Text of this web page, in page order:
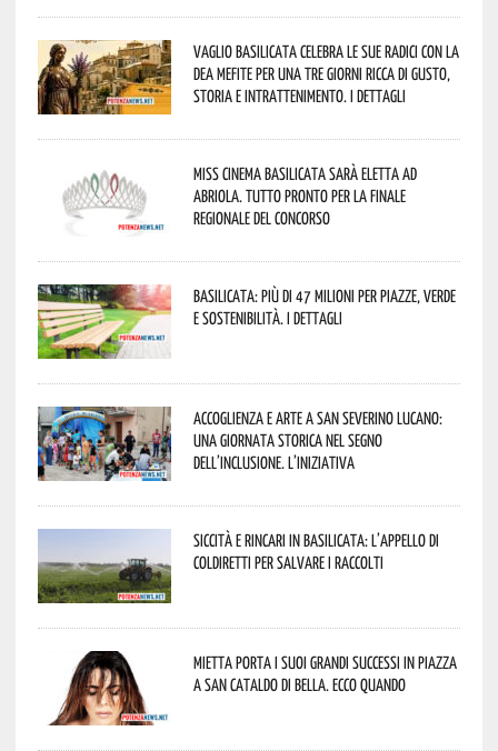
Vaglio Basilicata celebra le sue radici con la
Dea Mefite per una tre giorni ricca di gusto,
storia e intrattenimento. I dettagli
Miss Cinema Basilicata sarà eletta ad
Abriola. Tutto pronto per la finale
regionale del concorso
Basilicata: più di 47 milioni per piazze, verde
e sostenibilità. I dettagli
Accoglienza e arte a San Severino Lucano:
una giornata storica nel segno
dell’inclusione. L’iniziativa
Siccità e rincari in Basilicata: l’appello di
Coldiretti per salvare i raccolti
Mietta porta i suoi grandi successi in piazza
a San Cataldo di Bella. Ecco quando